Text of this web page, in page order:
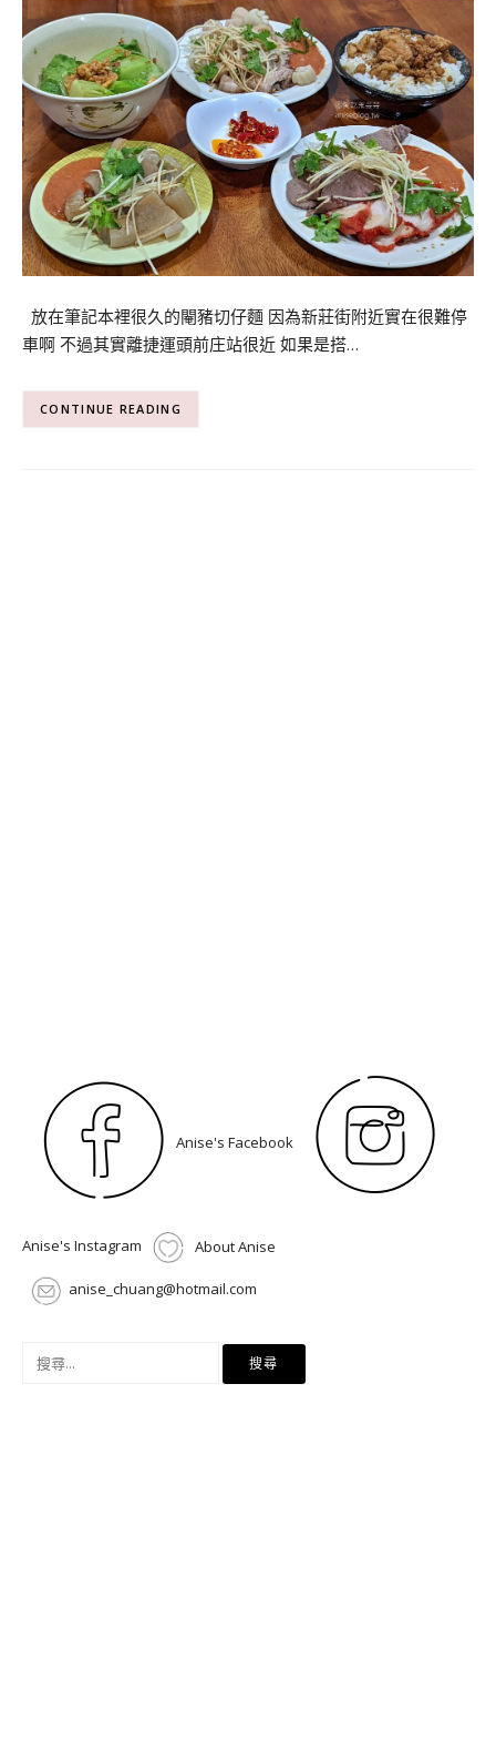
放在筆記本裡很久的閹豬切仔麵 因為新莊街附近實在很難停
車啊 不過其實離捷運頭前庄站很近 如果是搭…
CONTINUE READING
Anise's Facebook
Anise's Instagram About Anise
anise_chuang@hotmail.com